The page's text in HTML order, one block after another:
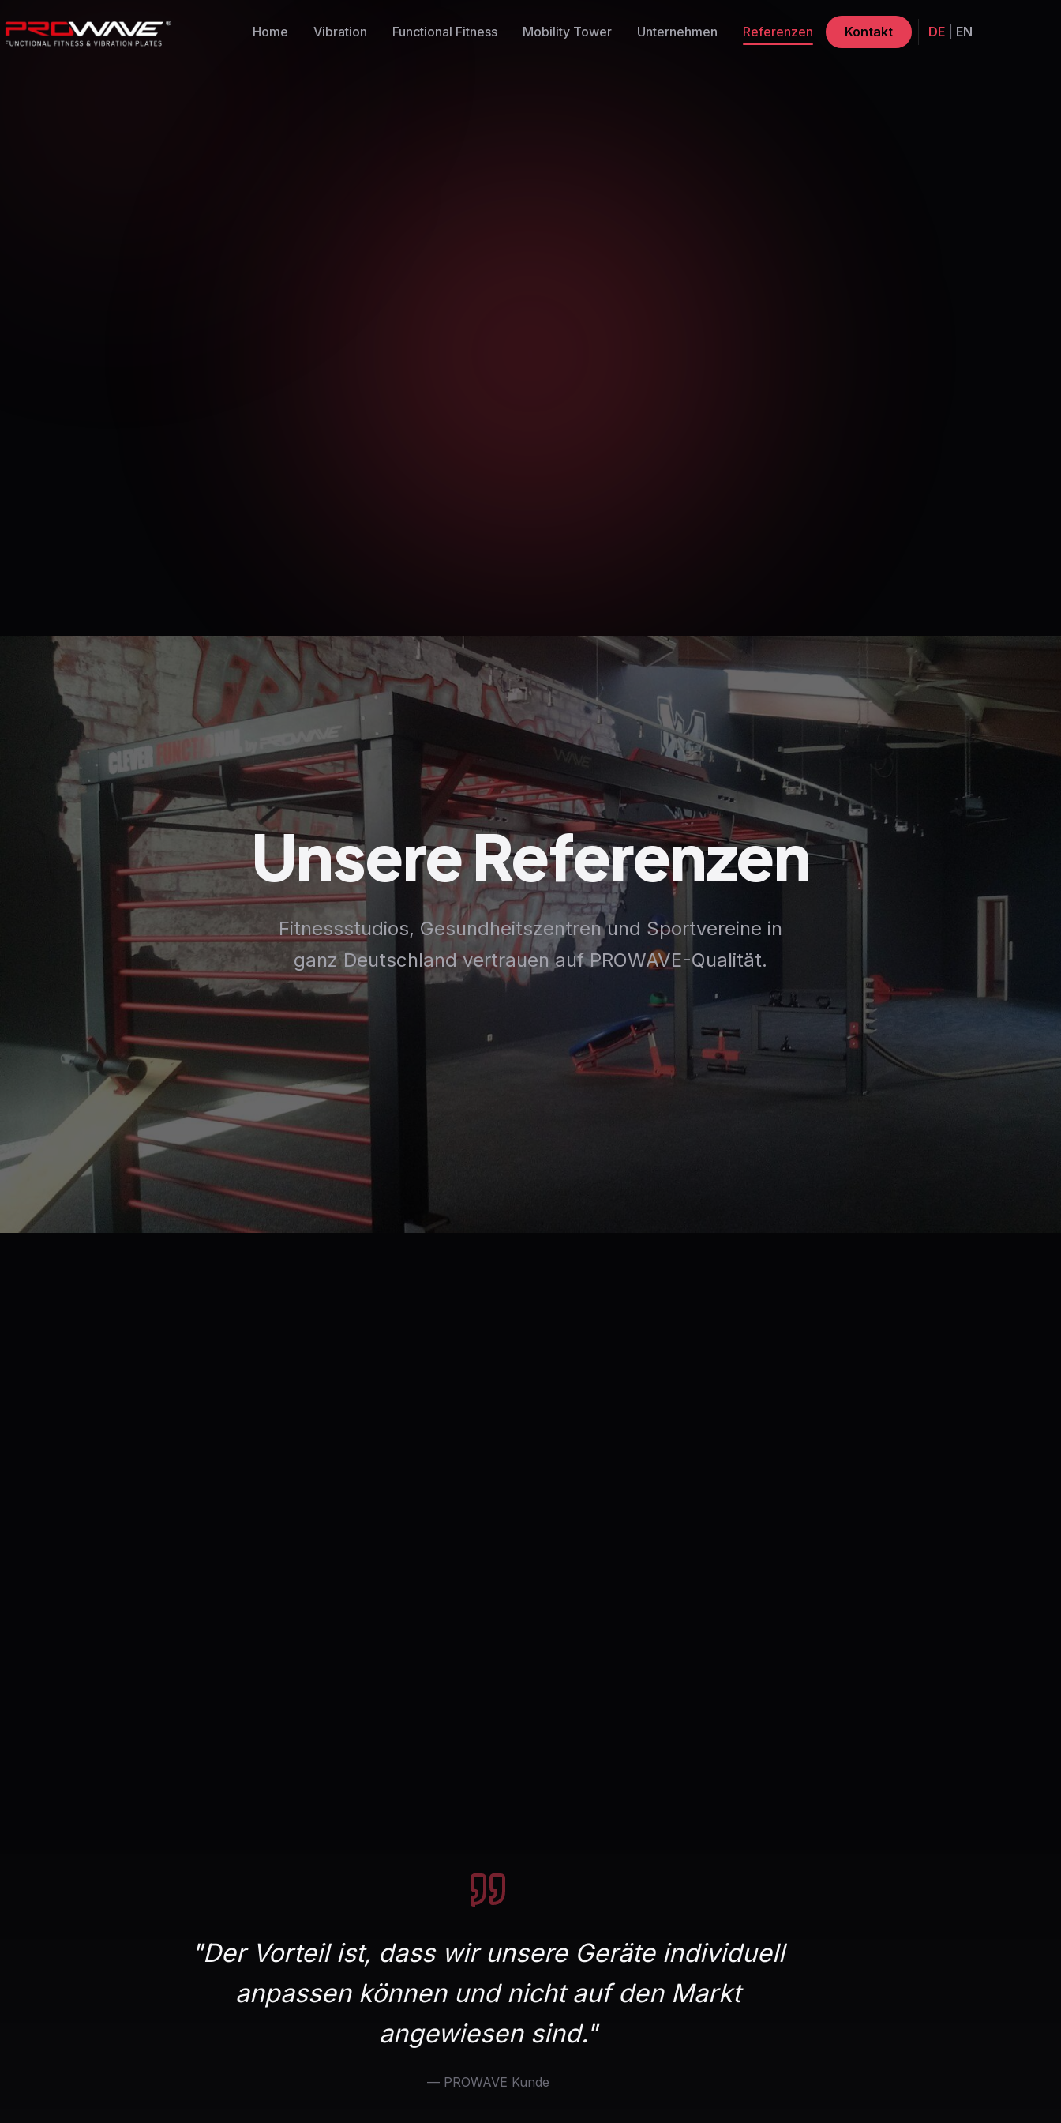
Home Vibration Functional Fitness Mobility Tower Unternehmen Referenzen Kontakt DE EN
UnsereReferenzen
Fitnessstudios, Gesundheitszentren und Sportvereine in
ganz Deutschland vertrauen auf PROWAVE-Qualität.
"Der Vorteil ist, dass wir unsere Geräte individuell
anpassen können und nicht auf den Markt
angewiesen sind."
— PROWAVE Kunde